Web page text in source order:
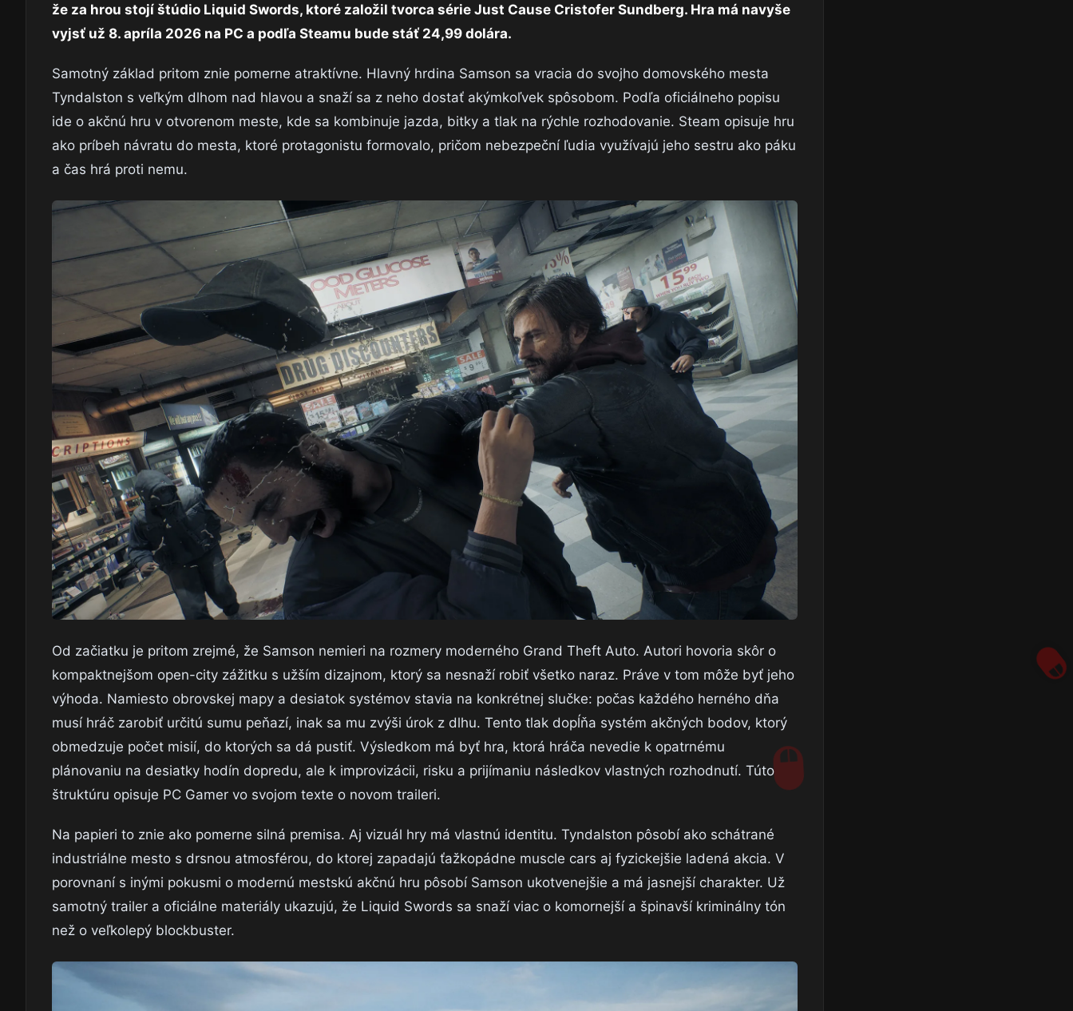
že za hrou stojí štúdio Liquid Swords, ktoré založil tvorca série Just Cause Cristofer Sundberg. Hra má navyše
vyjsť už 8. apríla 2026 na PC a podľa Steamu bude stáť 24,99 dolára.
Samotný základ pritom znie pomerne atraktívne. Hlavný hrdina Samson sa vracia do svojho domovského mesta
Tyndalston s veľkým dlhom nad hlavou a snaží sa z neho dostať akýmkoľvek spôsobom. Podľa oficiálneho popisu
ide o akčnú hru v otvorenom meste, kde sa kombinuje jazda, bitky a tlak na rýchle rozhodovanie. Steam opisuje hru
ako príbeh návratu do mesta, ktoré protagonistu formovalo, pričom nebezpeční ľudia využívajú jeho sestru ako páku
a čas hrá proti nemu.
Od začiatku je pritom zrejmé, že Samson nemieri na rozmery moderného Grand Theft Auto. Autori hovoria skôr o
kompaktnejšom open-city zážitku s užším dizajnom, ktorý sa nesnaží robiť všetko naraz. Práve v tom môže byť jeho
výhoda. Namiesto obrovskej mapy a desiatok systémov stavia na konkrétnej slučke: počas každého herného dňa
musí hráč zarobiť určitú sumu peňazí, inak sa mu zvýši úrok z dlhu. Tento tlak dopĺňa systém akčných bodov, ktorý
obmedzuje počet misií, do ktorých sa dá pustiť. Výsledkom má byť hra, ktorá hráča nevedie k opatrnému
plánovaniu na desiatky hodín dopredu, ale k improvizácii, risku a prijímaniu následkov vlastných rozhodnutí. Túto
štruktúru opisuje PC Gamer vo svojom texte o novom traileri.
Na papieri to znie ako pomerne silná premisa. Aj vizuál hry má vlastnú identitu. Tyndalston pôsobí ako schátrané
industriálne mesto s drsnou atmosférou, do ktorej zapadajú ťažkopádne muscle cars aj fyzickejšie ladená akcia. V
porovnaní s inými pokusmi o modernú mestskú akčnú hru pôsobí Samson ukotvenejšie a má jasnejší charakter. Už
samotný trailer a oficiálne materiály ukazujú, že Liquid Swords sa snaží viac o komornejší a špinavší kriminálny tón
než o veľkolepý blockbuster.